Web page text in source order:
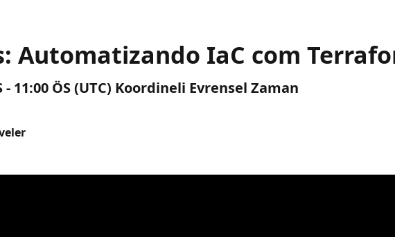
Automatizando IaC com
- 11:00 ÖS (UTC) Koordineli Evrensel Zaman